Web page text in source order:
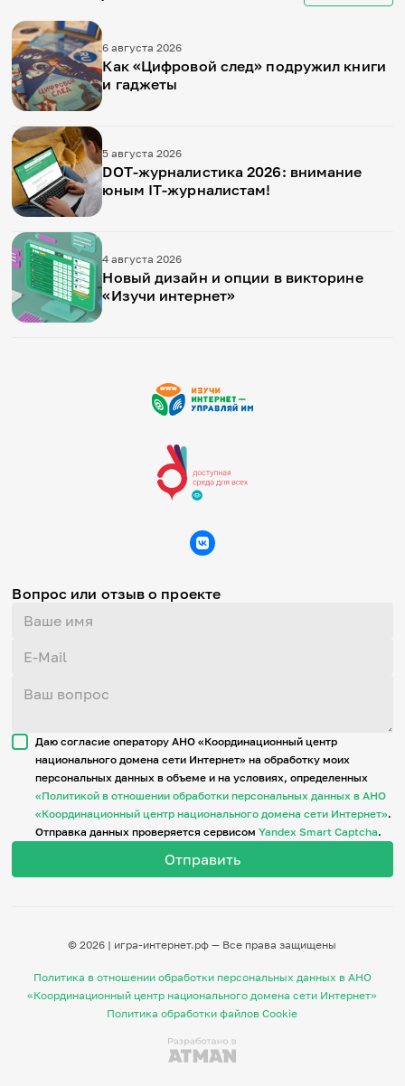
6 августа 2026
Как «Цифровой след» подружил книги
и гаджеты
5 августа 2026
DOT-журналистика 2026: внимание
юным IT-журналистам!
4 августа 2026
Новый дизайн и опции в викторине
«Изучи интернет»
Вопрос или отзыв о проекте
Даю согласие оператору АНО «Координационный центр
национального домена сети Интернет» на обработку моих
персональных данных в объеме и на условиях, определенных
«Политикой в отношении обработки персональных данных в АНО
«Координационный центр национального домена сети Интернет».
Отправка данных проверяется сервисомYandex Smart Captcha.
© 2026 | игра-интернет.рф — Все права защищены
Политика в отношении обработки персональных данных в АНО
«Координационный центр национального домена сети Интернет»
Политика обработки файлов Cookie